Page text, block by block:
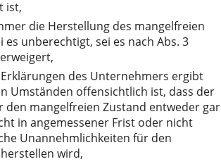
ist,
die Herstellung des mangelfreien
es unberechtigt, sei es nach Abs. 3
des Unternehmers ergibt
Umständen offensichtlich ist, dass der
den mangelfreien Zustand entweder gar
in angemessener Frist oder nicht
Unannehmlichkeiten für den
wird,